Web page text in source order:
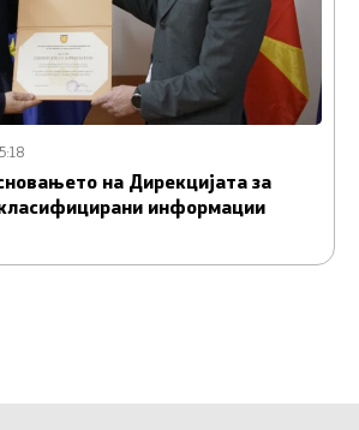
на Дирекцијата за
информации